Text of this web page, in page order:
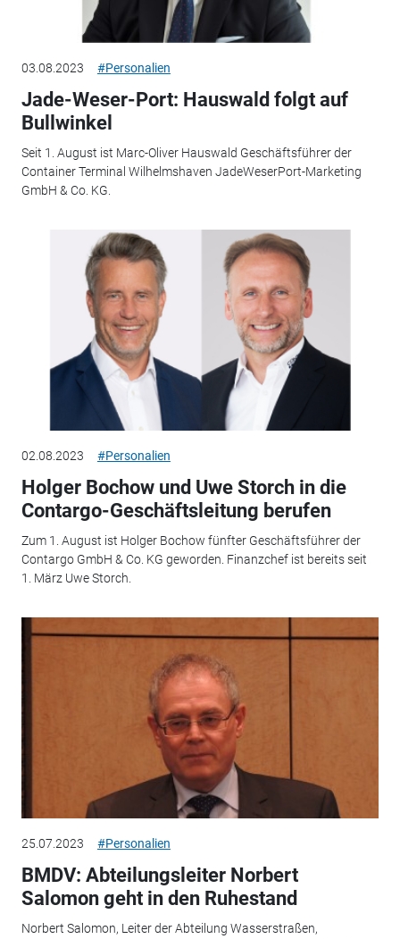
03.08.2023 #Personalien
Jade-Weser-Port: Hauswald folgt auf
Bullwinkel
Seit 1. August ist Marc-Oliver Hauswald Geschäftsführer der
Container Terminal Wilhelmshaven JadeWeserPort-Marketing
GmbH & Co. KG.
02.08.2023 #Personalien
Holger Bochow und Uwe Storch in die
Contargo-Geschäftsleitung berufen
Zum 1. August ist Holger Bochow fünfter Geschäftsführer der
Contargo GmbH & Co. KG geworden. Finanzchef ist bereits seit
1. März Uwe Storch.
25.07.2023 #Personalien
BMDV: Abteilungsleiter Norbert
Salomon geht in den Ruhestand
Norbert Salomon, Leiter der Abteilung Wasserstraßen,